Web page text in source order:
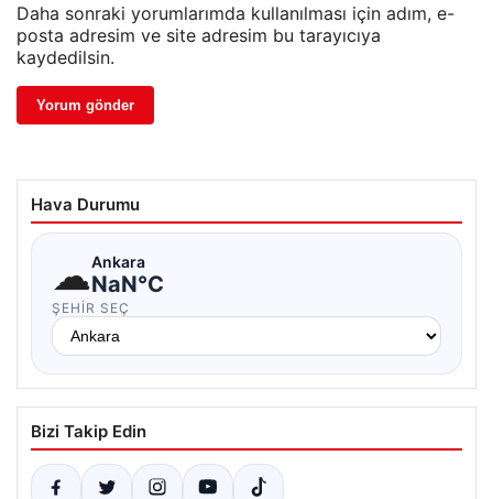
Daha sonraki yorumlarımda kullanılması için adım, e-
posta adresim ve site adresim bu tarayıcıya
kaydedilsin.
Hava Durumu
☁Ankara
NaN°C
ŞEHIR SEÇ
Bizi Takip Edin